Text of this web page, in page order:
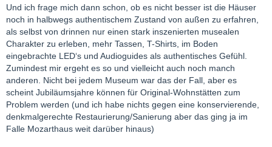
Und ich frage mich dann schon, ob es nicht besser ist die Häuser
noch in halbwegs authentischem Zustand von außen zu erfahren,
als selbst von drinnen nur einen stark inszenierten musealen
Charakter zu erleben, mehr Tassen, T-Shirts, im Boden
eingebrachte LED‘s und Audioguides als authentisches Gefühl.
Zumindest mir ergeht es so und vielleicht auch noch manch
anderen. Nicht bei jedem Museum war das der Fall, aber es
scheint Jubiläumsjahre können für Original-Wohnstätten zum
Problem werden (und ich habe nichts gegen eine konservierende,
denkmalgerechte Restaurierung/Sanierung aber das ging ja im
Falle Mozarthaus weit darüber hinaus)